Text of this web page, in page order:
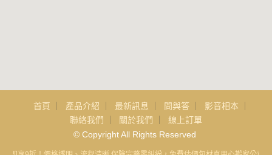
首頁 產品介紹 最新訊息 問與答
影音相本
聯絡我們
關於我們
線上訂單
© Copyright All Rights Reserved